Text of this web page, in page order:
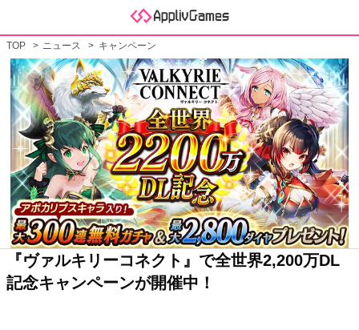
TOP ニュース キャンペーン
『ヴァルキリーコネクト』で全世界2,200万DL
記念キャンペーンが開催中！